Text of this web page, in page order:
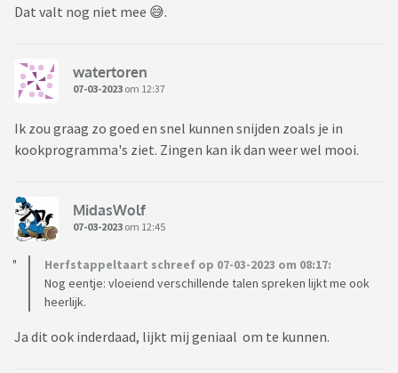
Dat valt nog niet mee 😅.
watertoren
07-03-2023 om 12:37
Ik zou graag zo goed en snel kunnen snijden zoals je in
kookprogramma's ziet. Zingen kan ik dan weer wel mooi.
MidasWolf
07-03-2023 om 12:45
Herfstappeltaart schreef op 07-03-2023 om 08:17:
Nog eentje: vloeiend verschillende talen spreken lijkt me ook
heerlijk.
Ja dit ook inderdaad, lijkt mij geniaal om te kunnen.